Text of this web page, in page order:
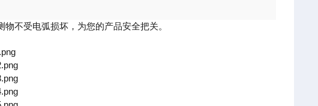
不受电弧损坏，为您的产品安全把关。